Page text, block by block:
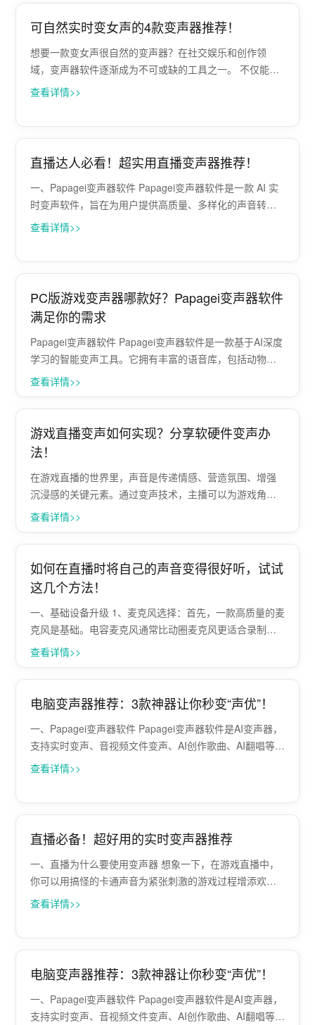
可自然实时变女声的4款变声器推荐！
想要一款变女声很自然的变声器？在社交娱乐和创作领
域，变声器软件逐渐成为不可或缺的工具之一。 不仅能在
语音聊天中增添一些恶趣味，还能在直播、游戏和音频制
查看详情>>
直播达人必看！超实用直播变声器推荐！
一、Papagei变声器软件 Papagei变声器软件是一款 AI 实
时变声软件，旨在为用户提供高质量、多样化的声音转换
体验。它利用先进的AI深度学习算法，能够实时转换用户
查看详情>>
PC版游戏变声器哪款好？Papagei变声器软件
满足你的需求
Papagei变声器软件 Papagei变声器软件是一款基于AI深度
学习的智能变声工具。它拥有丰富的语音库，包括动物、
氛围、搞怪等多种音色，能够满足玩家在游戏中的不同需
音视频文件，为···
查看详情>>
游戏直播变声如何实现？分享软硬件变声办
法！
在游戏直播的世界里，声音是传递情感、营造氛围、增强
沉浸感的关键元素。通过变声技术，主播可以为游戏角色
赋予独特的声音形象，提升直播的趣味性和吸引力。今
播变声的重要性 1 增强角色代入感：在游···
查看详情>>
如何在直播时将自己的声音变得很好听，试试
这几个方法！
一、基础设备升级 1、麦克风选择：首先，一款高质量的麦
克风是基础。电容麦克风通常比动圈麦克风更适合录制人
声，因为它们能捕捉更多细节，使声音听起来更加清晰、
录音麦克风。 2、音频接口与混音台：···
查看详情>>
电脑变声器推荐：3款神器让你秒变“声优”！
一、Papagei变声器软件 Papagei变声器软件是AI变声器，
支持实时变声、音视频文件变声、AI创作歌曲、AI翻唱等，
拥有御姐/大叔/机器人/影视角色等多个音色模版选择，支持
查看详情>>
直播必备！超好用的实时变声器推荐
一、直播为什么要使用变声器 想象一下，在游戏直播中，
你可以用搞怪的卡通声音为紧张刺激的游戏过程增添欢乐
氛围；在娱乐直播时，甜美的少女音或者磁性的大叔音能
查看详情>>
电脑变声器推荐：3款神器让你秒变“声优”！
一、Papagei变声器软件 Papagei变声器软件是AI变声器，
支持实时变声、音视频文件变声、AI创作歌曲、AI翻唱等，